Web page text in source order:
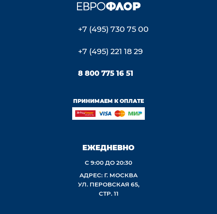
+7 (495) 730 75 00
+7 (495) 221 18 29
8 800 775 16 51
ПРИНИМАЕМ К ОПЛАТЕ
ЕЖЕДНЕВНО
С 9:00 ДО 20:30
АДРЕС: Г. МОСКВА
УЛ. ПЕРОВСКАЯ 65,
СТР. 11